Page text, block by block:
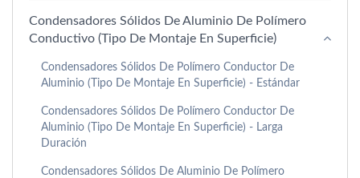
Condensadores Sólidos De Aluminio De Polímero
Conductivo (Tipo De Montaje En Superficie)
Condensadores Sólidos De Polímero Conductor De
Aluminio (tipo De Montaje En Superficie) - Estándar
Condensadores Sólidos De Polímero Conductor De
Aluminio (tipo De Montaje En Superficie) - Larga
Duración
Condensadores Sólidos De Aluminio De Polímero